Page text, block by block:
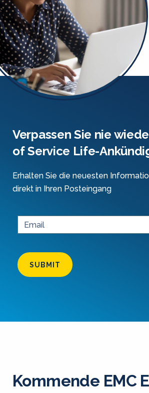
Verpassen Sie nie
of Service Life-
Erhalten Sie die neuesten
direkt in Ihren Posteingang
SUBMIT
Kommende EMC